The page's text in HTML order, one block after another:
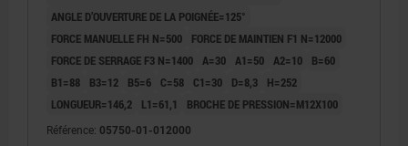
ANGLE D’OUVERTURE DE LA POIGNÉE=125°
FORCE MANUELLE FH N=500
FORCE DE MAINTIEN F1 N=12000
FORCE DE SERRAGE F3 N=1400 A=30 A1=50 A2=10
B=60
B1=88
B3=12 B5=6 C=58 C1=30 D=8,3
H=252
LONGUEUR=146,2
L1=61,1 BROCHE DE PRESSION=M12X100
Référence: 05750-01-012000